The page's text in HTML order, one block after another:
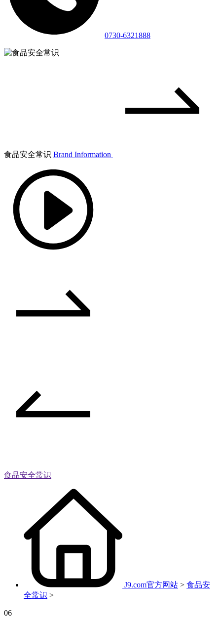
0730-6321888
食品安全常识 Brand Information
食品安全常识
J9.com官方网站 > 食品安
全常识 >
06